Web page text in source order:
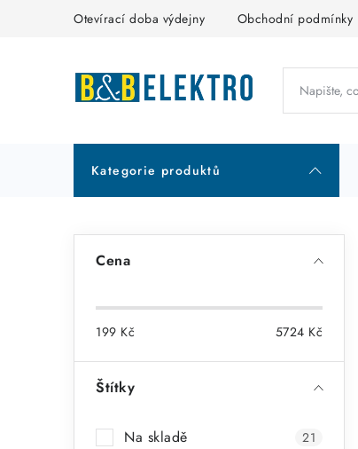
Otevírací doba výdejny Obchodní podmínky
Kategorie produktů
t
Cena
199 Kč 5724 Kč
Štítky
Na skladě 21